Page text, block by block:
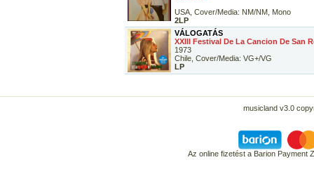
USA, Cover/Media: NM/NM, Mono
2LP
VÁLOGATÁS
XXIII Festival De La Cancion De San
1973
Chile, Cover/Media: VG+/VG
LP
musicland v3.0
Az online fizetést a Barion Payment